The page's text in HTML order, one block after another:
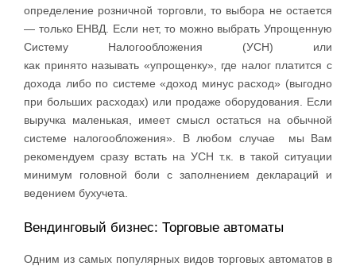
определение розничной торговли, то выбора не остается
— только ЕНВД. Если нет, то можно выбрать Упрощенную
Систему Налогообложения (УСН) или
как принято называть «упрощенку», где налог платится с
дохода либо по системе «доход минус расход» (выгодно
при больших расходах) или продаже оборудования. Если
выручка маленькая, имеет смысл остаться на обычной
системе налогообложения». В любом случае мы Вам
рекомендуем сразу встать на УСН т.к. в такой ситуации
минимум головной боли с заполнением деклараций и
ведением бухучета.
Вендинговый бизнес: Торговые автоматы
Одним из самых популярных видов торговых автоматов в